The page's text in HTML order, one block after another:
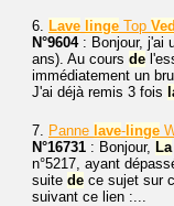
6. Lave linge Top
N°9604: Bonjour, j'ai
ans). Au cours de
immédiatement un
J'ai déjà remis 3 fois
7. Panne lave- linge
N°16731 : Bonjour, La
n°5217, ayant
suite de ce sujet sur
suivant ce lien :...